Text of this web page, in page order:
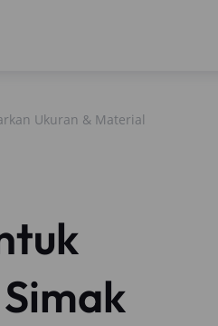
Ukuran & Material